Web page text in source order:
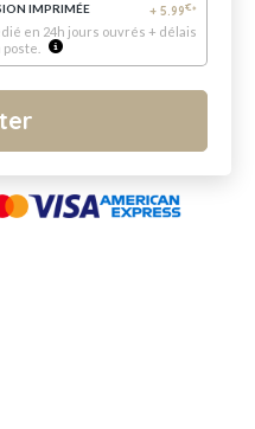
IMPRIMÉE + 5.99€*
en 24h jours ouvrés + délais
poste.